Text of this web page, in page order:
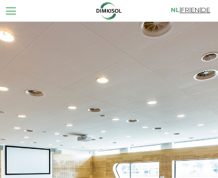
NL|FR|EN|DE